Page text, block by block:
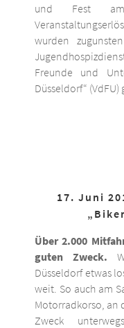
und Fest
wurden
Freunde und
Düsseldorf“ (VdFU)
17. Juni
Über 2.000
guten Zweck.
Düsseldorf etwas
weit. So auch am
Motorradkorso, an
Zweck